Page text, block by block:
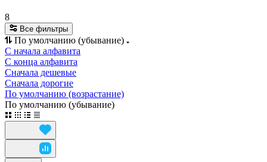
8
Все фильтры
По умолчанию (убывание)
С начала алфавита
С конца алфавита
Сначала дешевые
Сначала дорогие
По умолчанию (возрастание)
По умолчанию (убывание)